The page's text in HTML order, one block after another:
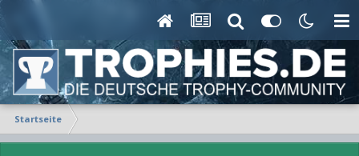
Startseite